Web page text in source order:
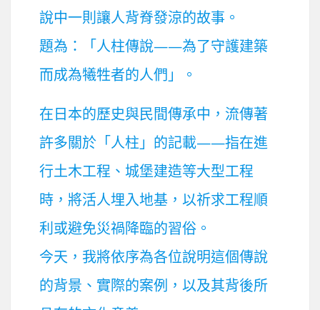
說中一則讓人背脊發涼的故事。
題為：「人柱傳說——為了守護建築
而成為犧牲者的人們」。
在日本的歷史與民間傳承中，流傳著
許多關於「人柱」的記載——指在進
行土木工程、城堡建造等大型工程
時，將活人埋入地基，以祈求工程順
利或避免災禍降臨的習俗。
今天，我將依序為各位說明這個傳說
的背景、實際的案例，以及其背後所